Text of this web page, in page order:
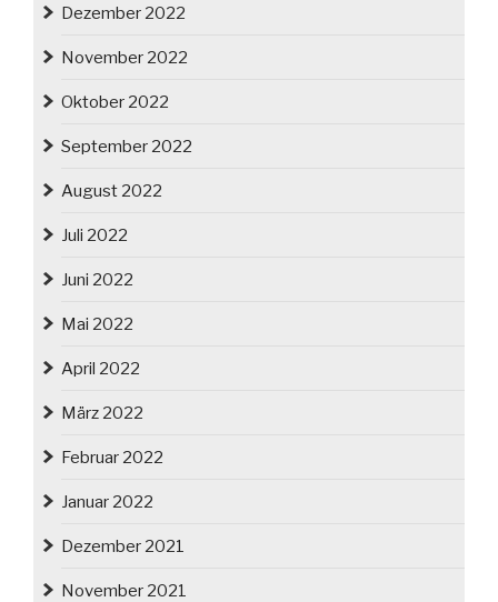
Dezember 2022
November 2022
Oktober 2022
September 2022
August 2022
Juli 2022
Juni 2022
Mai 2022
April 2022
März 2022
Februar 2022
Januar 2022
Dezember 2021
November 2021